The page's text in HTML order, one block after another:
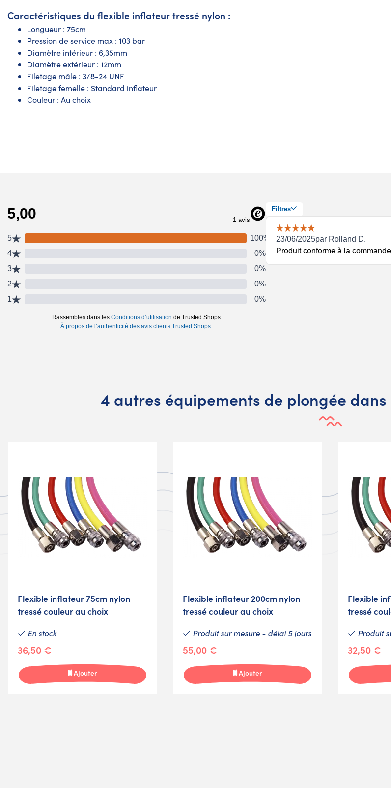
Caractéristiques du flexible inflateur tressé nylon :
Longueur : 75cm
Pression de service max : 103 bar
Diamètre intérieur : 6,35mm
Diamètre extérieur : 12mm
Filetage mâle : 3/8-24 UNF
Filetage femelle : Standard inflateur
Couleur : Au choix
4 autres équipements de plongée
Flexible inflateur 75cm nylon
tressé couleur au choix
En stock
36,50 €
Ajouter
Flexible inflateur 200cm nylon
tressé couleur au choix
Produit sur mesure - délai 5 jours
55,00 €
Ajouter
Flexible
tressé
Produit
32,50 €